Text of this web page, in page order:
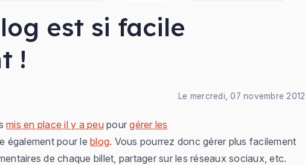
est si facile
!
Le mercredi, 07 novembre 2012
mis en place il y a peupourgérer les
également pour leblog. Vous pourrez donc gérer plus facilement
de chaque billet, partager sur les réseaux sociaux, etc.